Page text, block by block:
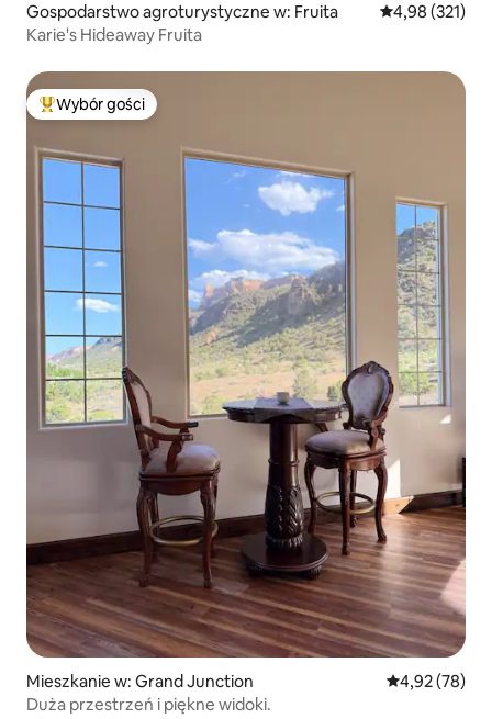
Gospodarstwo agroturystyczne w: Fruita Średnia
4,98 (321)
Karie's Hideaway Fruita
Najpopularniejsze z kategorii Wybór gości
Wybór gości
Mieszkanie w: Grand Junction Średnia
4,92 (78)
Duża przestrzeń i piękne widoki.